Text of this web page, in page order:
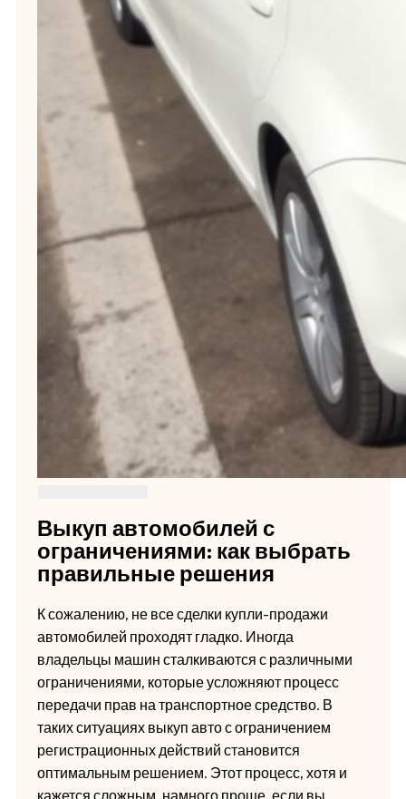
Выкуп автомобилей с
ограничениями: как выбрать
правильные решения
К сожалению, не все сделки купли-продажи
автомобилей проходят гладко. Иногда
владельцы машин сталкиваются с различными
ограничениями, которые усложняют процесс
передачи прав на транспортное средство. В
таких ситуациях выкуп авто с ограничением
регистрационных действий становится
оптимальным решением. Этот процесс, хотя и
кажется сложным, намного проще, если вы